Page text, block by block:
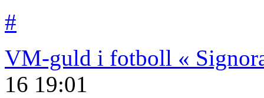
#
VM-guld i fotboll «
16 19:01